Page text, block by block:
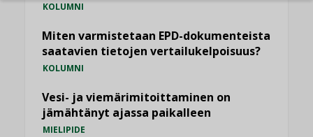
KOLUMNI
Miten varmistetaan EPD-dokumenteista
saatavien tietojen vertailukelpoisuus?
KOLUMNI
Vesi- ja viemärimitoittaminen on
jämähtänyt ajassa paikalleen
MIELIPIDE